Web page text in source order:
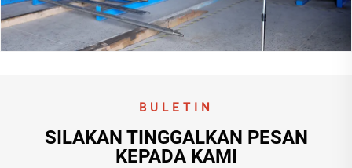
BULETIN
SILAKAN TINGGALKAN PESAN
KEPADA KAMI